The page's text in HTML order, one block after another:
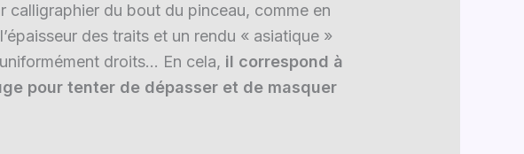
calligraphier du bout du pinceau, comme en
des traits et un rendu « asiatique »
droits… En cela, il correspond à
pour tenter de dépasser et de masquer